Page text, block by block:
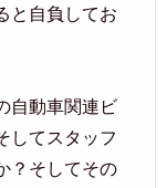
と自負してお
自動車関連ビ
してスタッフ
？そしてその